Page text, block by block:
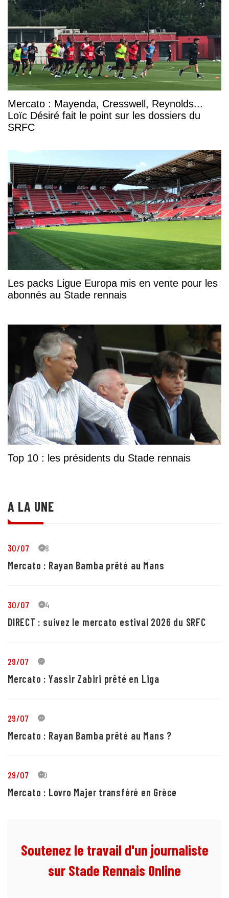
Mercato : Mayenda, Cresswell, Reynolds...
Loïc Désiré fait le point sur les dossiers du
SRFC
Les packs Ligue Europa mis en vente pour les
abonnés au Stade rennais
Top 10 : les présidents du Stade rennais
A LA UNE
30/07 28
Mercato : Rayan Bamba prêté au Mans
30/07 24
DIRECT : suivez le mercato estival 2026 du SRFC
29/07 5
Mercato : Yassir Zabiri prêté en Liga
29/07 1
Mercato : Rayan Bamba prêté au Mans ?
29/07 10
Mercato : Lovro Majer transféré en Grèce
Soutenez le travail d'un journaliste
sur Stade Rennais Online